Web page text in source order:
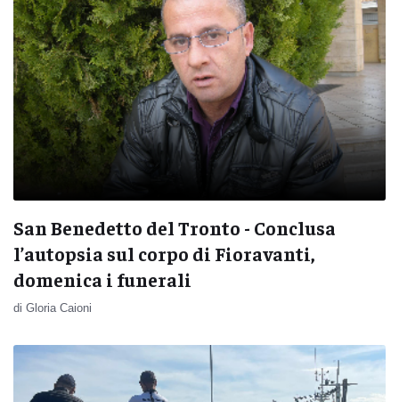
San Benedetto del Tronto - Conclusa
l’autopsia sul corpo di Fioravanti,
domenica i funerali
di Gloria Caioni